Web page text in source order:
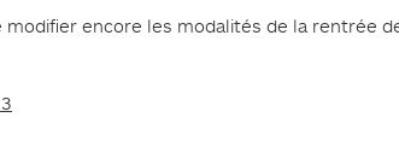
encore les modalités de la rentrée